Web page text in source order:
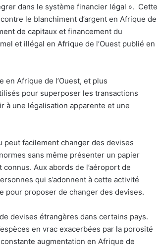
dans le système financier légal ». Cette
le blanchiment d’argent en Afrique de
de capitaux et financement du
et illégal en Afrique de l’Ouest publié en
en Afrique de l’Ouest, et plus
pour superposer les transactions
à une légalisation apparente et une
peut facilement changer des devises
sans même présenter un papier
Aux abords de l’aéroport de
qui s’adonnent à cette activité
pour proposer de changer des devises.
devises étrangères dans certains pays.
en vrac exacerbées par la porosité
augmentation en Afrique de